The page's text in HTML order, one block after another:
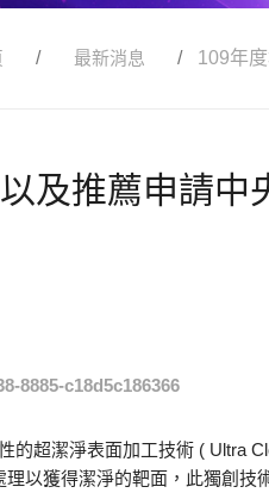
最新消息 109年
及推薦申請中
8885-c18d5c186366
的超潔淨表面加工技術 ( Ultra
以獲得潔淨的靶面，此獨創技